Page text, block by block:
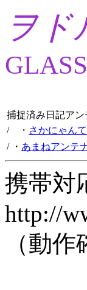
ヲド
捕捉済み日記アン
/ ・ さかにゃん
/ ・ あまねアンテ
携帯対
http://
（動